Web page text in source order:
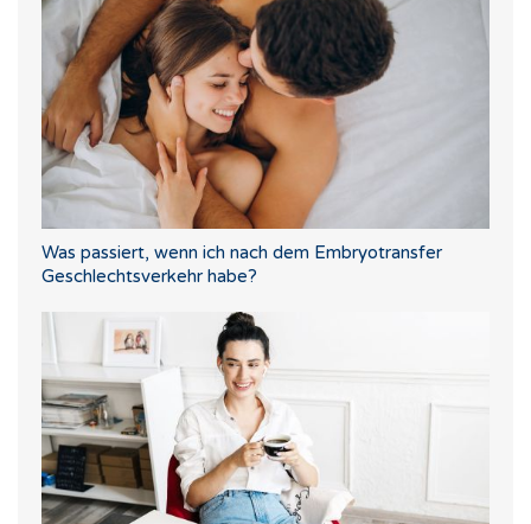
Was passiert, wenn ich nach dem Embryotransfer
Geschlechtsverkehr habe?